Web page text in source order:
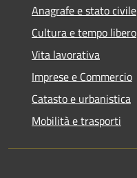
Anagrafe e stato civile
Cultura e tempo libero
Vita lavorativa
Imprese e Commercio
Catasto e urbanistica
Mobilità e trasporti